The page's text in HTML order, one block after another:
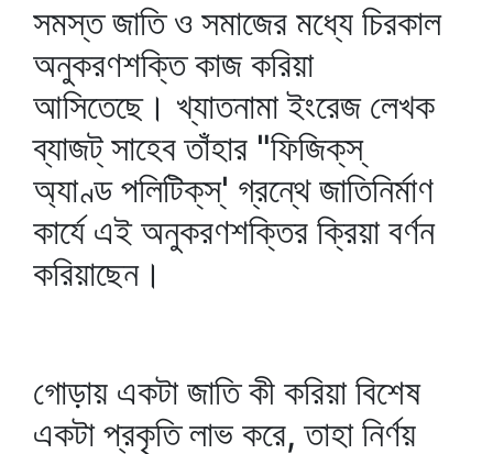
সমস্ত জাতি ও সমাজের মধ্যে চিরকাল
অনুকরণশক্তি কাজ করিয়া
আসিতেছে। খ্যাতনামা ইংরেজ লেখক
ব্যাজট্‌ সাহেব তাঁহার "ফিজিক্‌স্‌
অ্যাণ্ড পলিটিক্‌স্‌' গ্রন্থে জাতিনির্মাণ
কার্যে এই অনুকরণশক্তির ক্রিয়া বর্ণন
করিয়াছেন।
গোড়ায় একটা জাতি কী করিয়া বিশেষ
একটা প্রকৃতি লাভ করে, তাহা নির্ণয়